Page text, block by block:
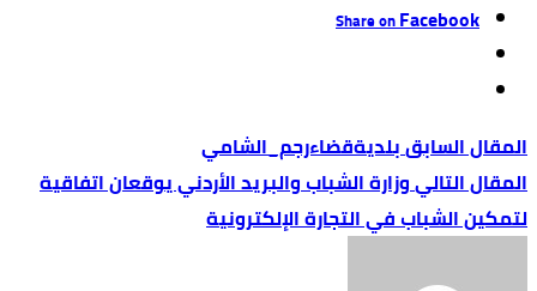
Share onFacebook
بلديةقضاءرجم_الشامي
وزارة الشباب والبريد الأردني يوقعان اتفاقية
لتمكين الشباب في التجارة الإلكترونية